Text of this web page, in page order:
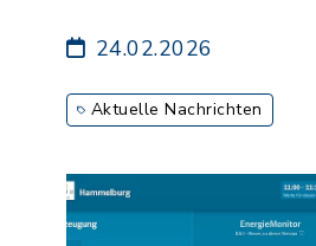
24.02.2026
Aktuelle Nachrichten